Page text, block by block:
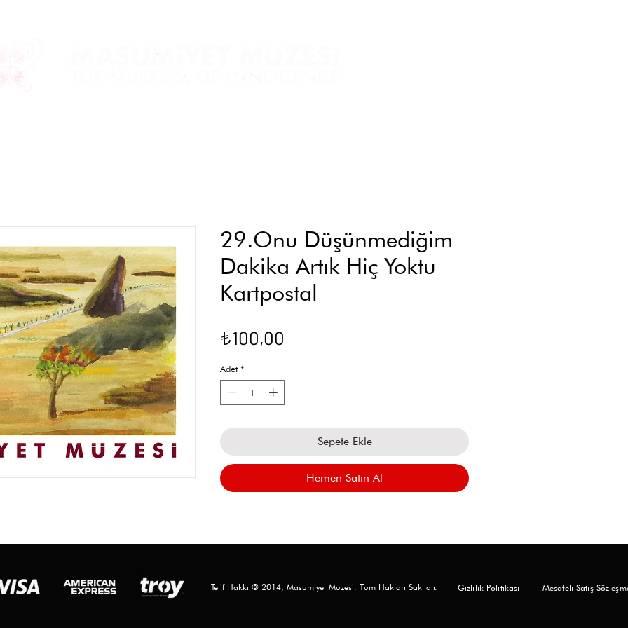
29.Onu Düşünmediğim
Dakika Artık Hiç Yoktu
Kartpostal
₺100,00
Adet *
Sepete Ekle
Hemen Satın Al
Telif Hakkı © 2014, Masumiyet Müzesi. Tüm Hakları Saklıdır. Mesafeli Satış
Gizlilik Politikası